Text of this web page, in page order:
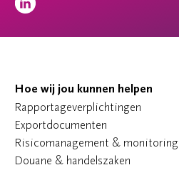
Hoe wij jou kunnen helpen
Rapportageverplichtingen
Exportdocumenten
Risicomanagement & monitoring
Douane & handelszaken